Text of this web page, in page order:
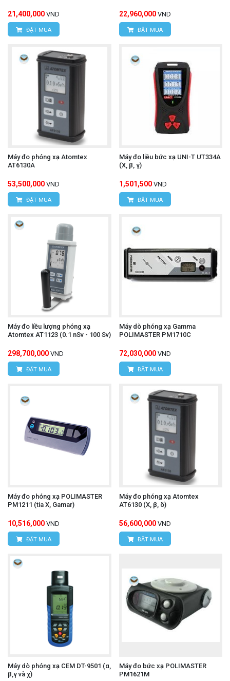
21,400,000 VND
ĐẶT MUA
22,960,000 VND
ĐẶT MUA
Máy đo phóng xạ Atomtex
AT6130A
53,500,000 VND
ĐẶT MUA
Máy đo liều bức xạ UNI-T UT334A
(X, β, γ)
1,501,500 VND
ĐẶT MUA
Máy đo liều lượng phóng xạ
Atomtex АТ1123 (0.1 nSv - 100 Sv)
298,700,000 VND
ĐẶT MUA
Máy dò phóng xạ Gamma
POLIMASTER PM1710C
72,030,000 VND
ĐẶT MUA
Máy đo phóng xạ POLIMASTER
PM1211 (tia X, Gamar)
10,516,000 VND
ĐẶT MUA
Máy đo phóng xạ Atomtex
AT6130 (X, β, δ)
56,600,000 VND
ĐẶT MUA
Máy dò phóng xạ CEM DT-9501 (α,
β,γ và χ)
Máy đo bức xạ POLIMASTER
PM1621M